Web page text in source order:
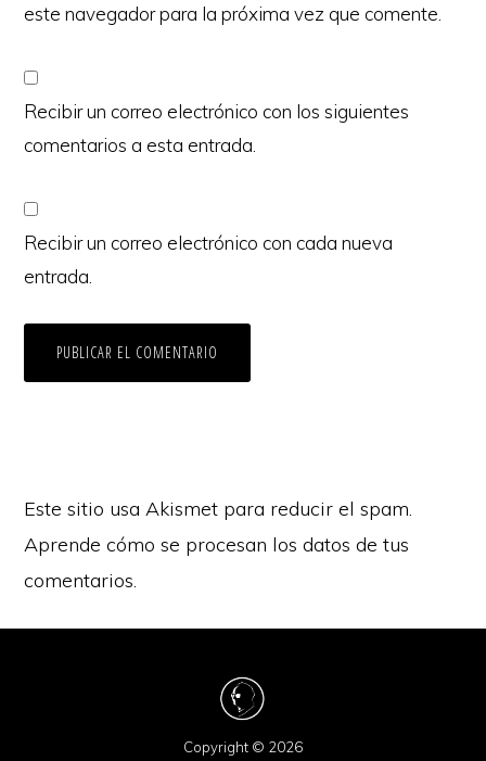
este navegador para la próxima vez que comente.
Recibir un correo electrónico con los siguientes
comentarios a esta entrada.
Recibir un correo electrónico con cada nueva
entrada.
Este sitio usa Akismet para reducir el spam.
Aprende cómo se procesan los datos de tus
comentarios.
Copyright © 2026